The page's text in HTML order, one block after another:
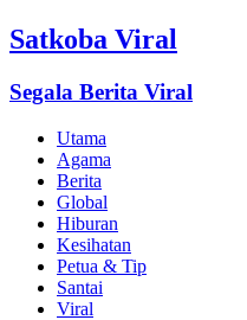
Satkoba Viral
Segala Berita Viral
Utama
Agama
Berita
Global
Hiburan
Kesihatan
Petua & Tip
Santai
Viral